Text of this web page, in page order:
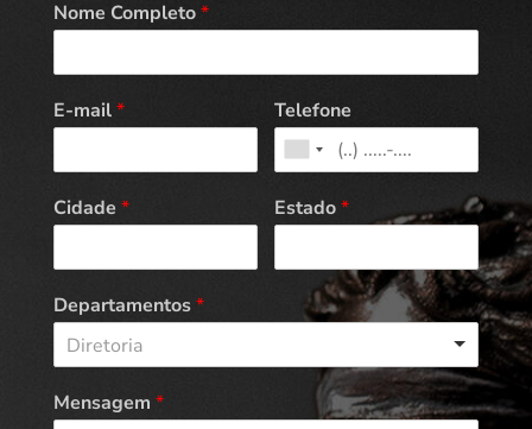
Nome Completo*
E-mail* Telefone
Cidade * Estado*
Departamentos*
Diretoria
Mensagem *